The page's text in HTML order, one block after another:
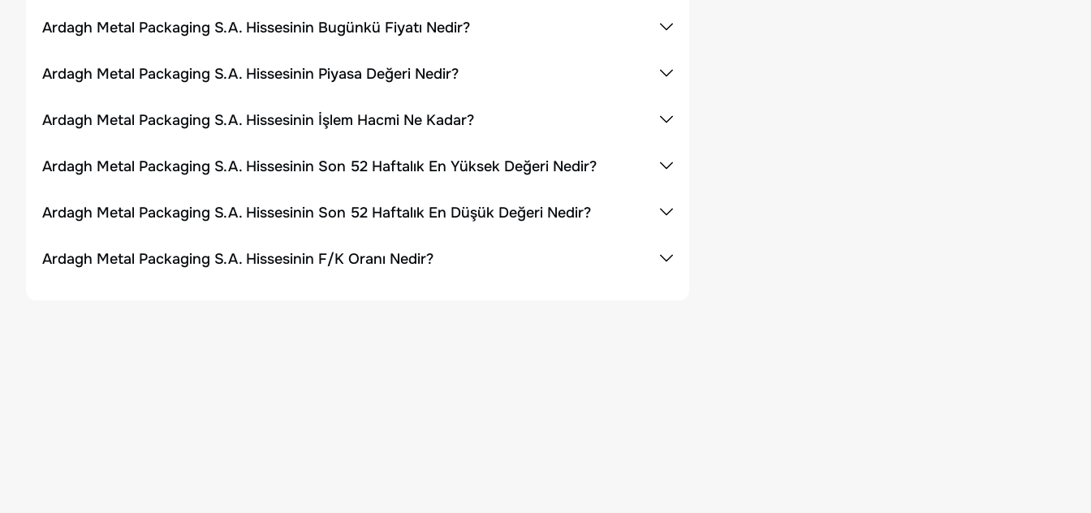
Ardagh Metal Packaging S.A. Hissesinin Bugünkü Fiyatı Nedir?
Ardagh Metal Packaging S.A. Hissesinin Piyasa Değeri Nedir?
Ardagh Metal Packaging S.A. Hissesinin İşlem Hacmi Ne Kadar?
Ardagh Metal Packaging S.A. Hissesinin Son 52 Haftalık En Yüksek Değeri Nedir?
Ardagh Metal Packaging S.A. Hissesinin Son 52 Haftalık En Düşük Değeri Nedir?
Ardagh Metal Packaging S.A. Hissesinin F/K Oranı Nedir?